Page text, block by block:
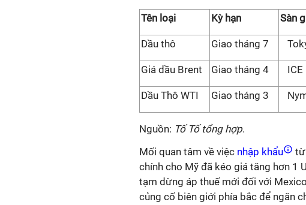
Tên loại Kỳ hạn Sàn
Dầu thô Giao tháng 7
Giá dầu Brent Giao tháng 4 ICE
Dầu Thô WTI Giao tháng 3
Nguồn: Tố Tố tổng hợp.
Mối quan tâm về việc nhập khẩu
từ
chính cho Mỹ đã kéo giá tăng hơn 1
tạm dừng áp thuế mới đối với
củng cố biên giới phía bắc để ngăn